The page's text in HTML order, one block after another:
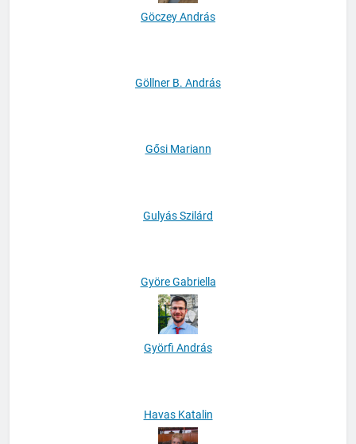
Györe Gabriella
Havas Katalin